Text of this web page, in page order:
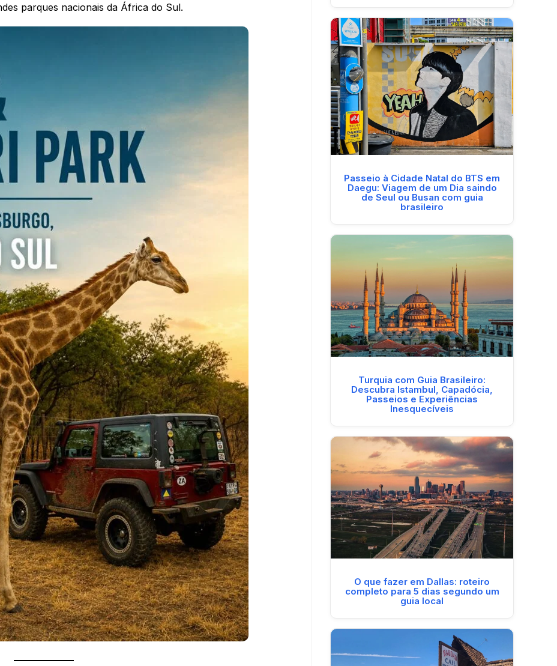
parques nacionais da África do Sul.
Passeio à Cidade Natal do BTS em
Daegu: Viagem de um Dia saindo
de Seul ou Busan com guia
brasileiro
Turquia com Guia Brasileiro:
Descubra Istambul, Capadócia,
Passeios e Experiências
Inesquecíveis
O que fazer em Dallas: roteiro
completo para 5 dias segundo um
guia local